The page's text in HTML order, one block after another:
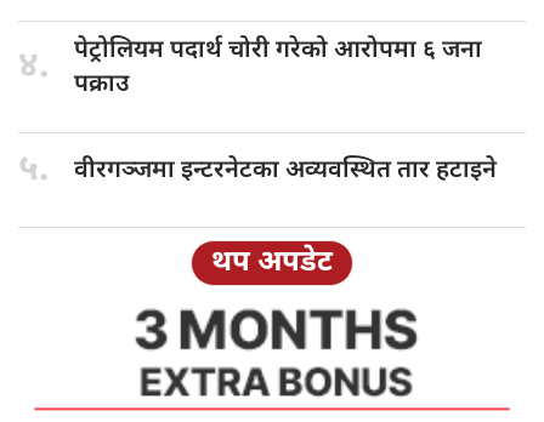
४. पेट्रोलियम पदार्थचोरी गरेको आरोपमा ६ जना
पक्राउ
५. वीरगञ्जमा इन्टरनेटकाअव्यवस्थित तार हटाइने
थप अपडेट